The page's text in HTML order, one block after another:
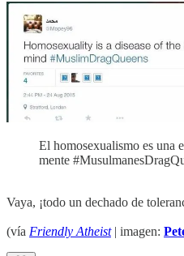
El homosexualismo es una
mente
Vaya, ¡todo un dechado de
(vía Friendly Atheist| imagen: